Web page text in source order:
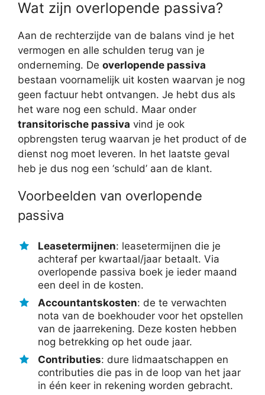
Wat zijn overlopende passiva?
Aan de rechterzijde van de balans vind je het
vermogen en alle schulden terug van je
onderneming. De overlopende passiva
bestaan voornamelijk uit kosten waarvan je nog
geen factuur hebt ontvangen. Je hebt dus als
het ware nog een schuld. Maar onder
transitorische passiva vind je ook
opbrengsten terug waarvan je het product of de
dienst nog moet leveren. In het laatste geval
heb je dus nog een ‘schuld’ aan de klant.
Voorbeelden van overlopende
passiva
Leasetermijnen: leasetermijnen die je
achteraf per kwartaal/jaar betaalt. Via
overlopende passiva boek je ieder maand
een deel in de kosten.
Accountantskosten: de te verwachten
nota van de boekhouder voor het opstellen
van de jaarrekening. Deze kosten hebben
nog betrekking op het oude jaar.
Contributies: dure lidmaatschappen en
contributies die pas in de loop van het jaar
in één keer in rekening worden gebracht.